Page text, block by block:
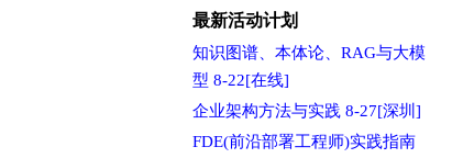
最新活动计划
知识图谱、本体论、RAG与大模
型 8-22[在线]
企业架构方法与实践 8-27[深圳]
FDE(前沿部署工程师)实践指南